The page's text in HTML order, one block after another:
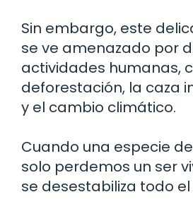
Sin embargo, este
se ve amenazado por
actividades humanas,
deforestación, la caza
y el cambio climático.
Cuando una especie
solo perdemos un ser
se desestabiliza todo